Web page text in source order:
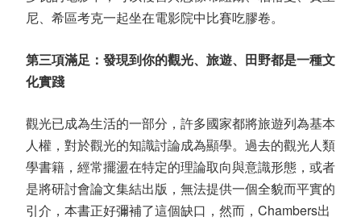
尼、希區考克一起坐在電影院中比賽吃膠卷。
第三項滿足：發現到你的觀光、旅遊、田野都是一種文
化實踐
觀光已成為生活的一部分，許多國家都將旅遊列為基本
人權，對於觀光的知識討論成為顯學。過去的觀光人類
學書籍，經常擺盪在特定的理論取向與意識形態，或者
是將研討會論文集結出版，無法提供一個全貌而平實的
引介，本書正好彌補了這個缺口，然而，Chambers出